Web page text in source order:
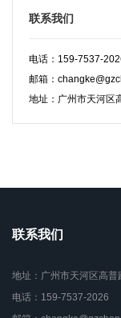
联系我们
电话：159-7537-
邮箱：
地址：广州市天河区
联系我们
地址：广州市天河区高
电话：159-7537-2026